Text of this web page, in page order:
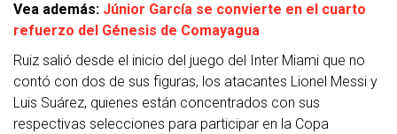
Vea además: Júnior García se convierte en el cuarto
refuerzo del Génesis de Comayagua
Ruiz salió desde el inicio del juego del Inter Miami que no
contó con dos de sus figuras, los atacantes Lionel Messi y
Luis Suárez, quienes están concentrados con sus
respectivas selecciones para participar en la Copa